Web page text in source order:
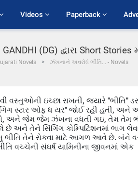
Videos Paperback
(DG) દ્વારા Short Stories
Novels ઝંખનાને અવરોધે ભીતિ... - Novels
વસ્તુઓની ઇચ્છા રાખતી, જ્યારે "ભીતિ" ડર
સ્ટાર ઓફ ધ યર" જોઈ રહી હતી, અને
અને જેમ જેમ ઝંખના વધતી ગઇ, તેમ તેમ
અને તેને સિંગિંગ કોમ્પિટિશનમાં ભાગ
ભીતિ તેને રોકવા માટે આગળ આવે છે. બંને
વચ્ચેની સંઘર્ષ યામિનીના જીવનમાં એક